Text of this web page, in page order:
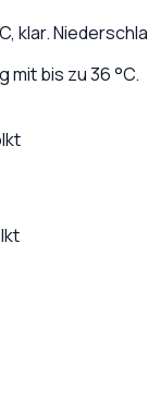
klar.
mit bis zu 36 °C.